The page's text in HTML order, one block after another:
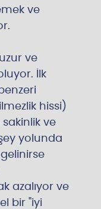
ve
ve
İlk
hissi)
ve
yolunda
azalıyor ve
bir "iyi